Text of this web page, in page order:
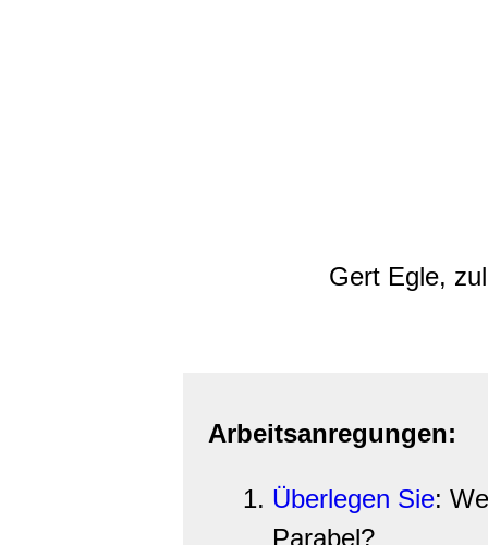
Gert Egle,
Arbeitsanregungen:
Überlegen Sie:
Parabel?